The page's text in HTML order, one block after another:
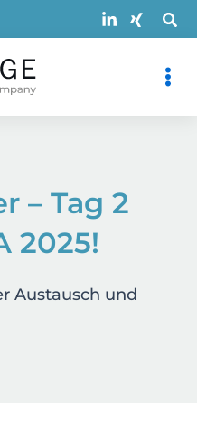
– Tag 2
2025!
Austausch und